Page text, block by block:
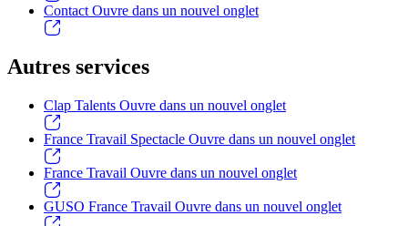
Contact Ouvre dans un nouvel onglet
Autres services
Clap Talents Ouvre dans un nouvel onglet
France Travail Spectacle Ouvre dans un nouvel onglet
France Travail Ouvre dans un nouvel onglet
GUSO France Travail Ouvre dans un nouvel onglet